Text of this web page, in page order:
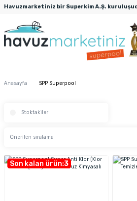
Havuzmarketiniz bir Superkim A.Ş.
Anasayfa SPP Superpool
Stoktakiler
Son kalan ürün:3